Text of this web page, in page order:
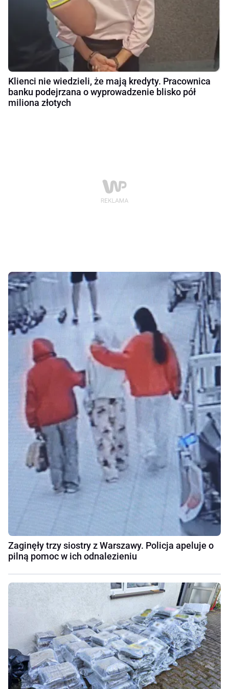
Klienci nie wiedzieli, że mają kredyty. Pracownica
banku podejrzana o wyprowadzenie blisko pół
miliona złotych
Zaginęły trzy siostry z Warszawy. Policja apeluje o
pilną pomoc w ich odnalezieniu